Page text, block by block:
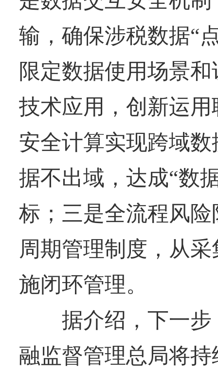
输，确保涉税数据“
限定数据使用场景
技术应用，创新运
安全计算实现跨域
据不出域，达成“数
标；三是全流程风
周期管理制度，从
施闭环管理。
据介绍，下一步
融监督管理总局将